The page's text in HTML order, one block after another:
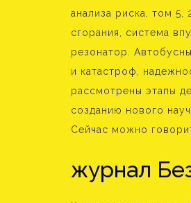
анализа риска, том
сгорания, система
резонатор.
и катастроф,
рассмотрены этапы
cозданию нового
Сейчас можно
журнал